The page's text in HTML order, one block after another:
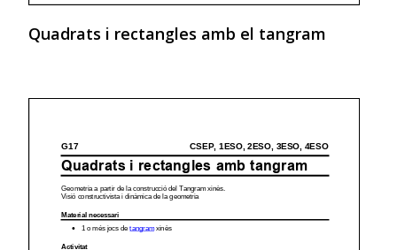
Quadrats i rectangles amb el tangram